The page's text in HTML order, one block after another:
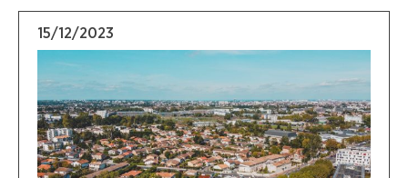
15/12/2023